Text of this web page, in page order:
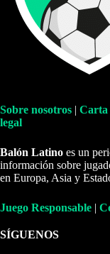
Sobre nosotros | Carta
legal
Balón Latino es un
información sobre
en Europa, Asia y
Juego Responsable |
SÍGUENOS